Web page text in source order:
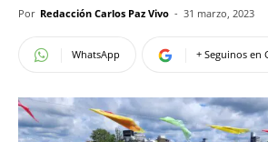
Por Redacción Carlos Paz Vivo - 31 marzo, 2023
WhatsApp + Seguinos en